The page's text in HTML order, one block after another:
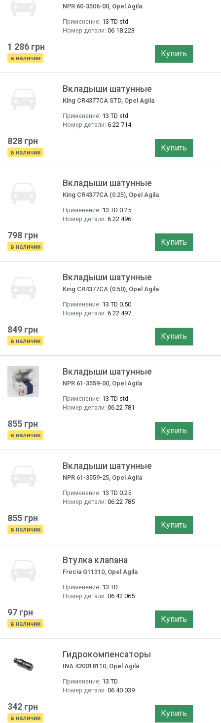
NPR 60-3506-00, Opel Agila
Применение: 13 TD std
Номер детали: 06 18 223
1 286 грн
в наличии Купить
Вкладыши шатунные
King CR4377CA STD, Opel Agila
Применение: 13 TD std
Номер детали: 6 22 714
828 грн
в наличии Купить
Вкладыши шатунные
King CR4377CA (0.25), Opel Agila
Применение: 13 TD 0.25
Номер детали: 6 22 496
798 грн
в наличии Купить
Вкладыши шатунные
King CR4377CA (0.50), Opel Agila
Применение: 13 TD 0.50
Номер детали: 6 22 497
849 грн
в наличии Купить
Вкладыши шатунные
NPR 61-3559-00, Opel Agila
Применение: 13 TD std
Номер детали: 06 22 781
855 грн
в наличии Купить
Вкладыши шатунные
NPR 61-3559-25, Opel Agila
Применение: 13 TD 0.25
Номер детали: 06 22 785
855 грн
в наличии Купить
Втулка клапана
Frecia G11310, Opel Agila
Применение: 13 TD
Номер детали: 06 42 065
97 грн
в наличии Купить
Гидрокомпенсаторы
INA 420018110, Opel Agila
Применение: 13 TD
Номер детали: 06 40 039
342 грн
в наличии Купить